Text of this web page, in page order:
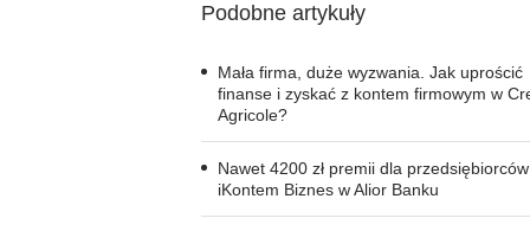
Podobne artykuły
Mała firma, duże wyzwania. Jak uprościć
finanse i zyskać z kontem firmowym w
Agricole?
Nawet 4200 zł premii dla
iKontem Biznes w Alior Banku